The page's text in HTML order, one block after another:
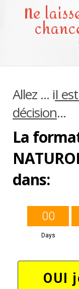
Ne
Allez ... iI
décision...
La
dans:
00
Days
OUI